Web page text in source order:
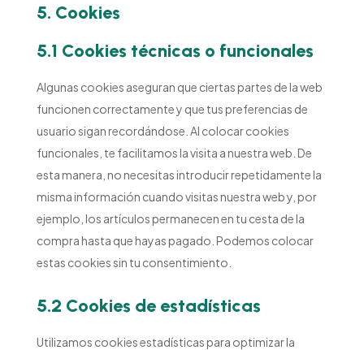
5. Cookies
5.1 Cookies técnicas o funcionales
Algunas cookies aseguran que ciertas partes de la web
funcionen correctamente y que tus preferencias de
usuario sigan recordándose. Al colocar cookies
funcionales, te facilitamos la visita a nuestra web. De
esta manera, no necesitas introducir repetidamente la
misma información cuando visitas nuestra web y, por
ejemplo, los artículos permanecen en tu cesta de la
compra hasta que hayas pagado. Podemos colocar
estas cookies sin tu consentimiento.
5.2 Cookies de estadísticas
Utilizamos cookies estadísticas para optimizar la